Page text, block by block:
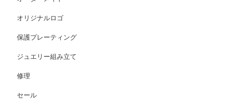
オリジナルロゴ
保護プレーティング
ジュエリー組み立て
修理
セール